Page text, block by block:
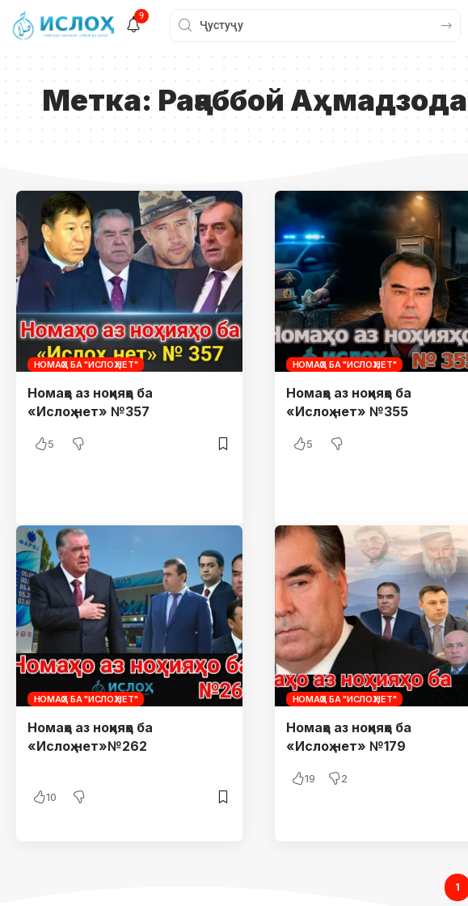
9
Метка: Раҷаббой Аҳмадзода
НОМАҲО БА "ИСЛОҲ.НЕТ"
Номаҳо аз ноҳияҳо ба
«Ислоҳ.нет» №357
5
НОМАҲО БА "ИСЛОҲ.НЕТ"
Номаҳо аз ноҳияҳо ба
«Ислоҳ.нет» №355
5
НОМАҲО БА "ИСЛОҲ.НЕТ"
Номаҳо аз ноҳияҳо ба
«Ислоҳ.нет»№262
10
НОМАҲО БА "ИСЛОҲ.НЕТ"
Номаҳо аз ноҳияҳо ба
«Ислоҳ.нет» №179
19 2
1